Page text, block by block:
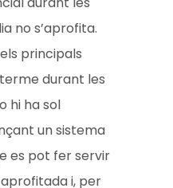
no s’aprofita.
principals
durant les
hi ha sol
un sistema
es pot fer servir
i, per